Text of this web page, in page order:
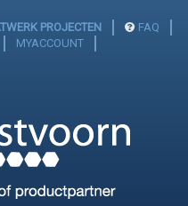
PROJECTEN
FAQ
MYACCOUNT